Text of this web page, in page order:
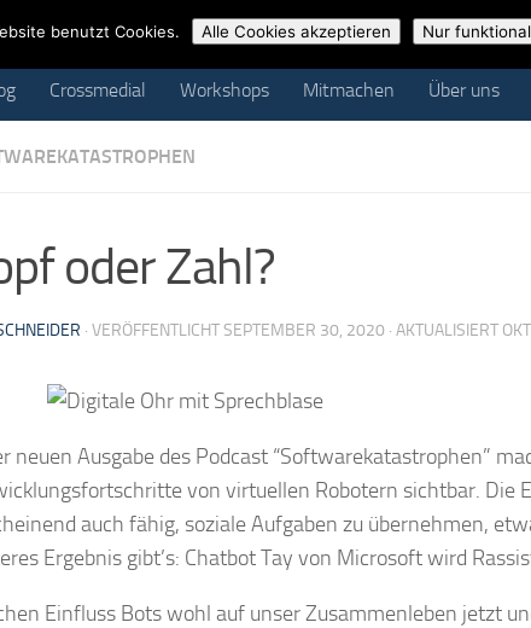
Crossmedial Workshops Mitmachen Über uns
Crossmedial Workshops Mitmachen Über uns
oder Zahl?
· VERÖFFENTLICHTSEPTEMBER 30, 2020 · AKTUALISIERT
neuen Ausgabe des Podcast “Softwarekatastrophen”
von virtuellen Robotern sichtbar. Die
auch fähig, soziale Aufgaben zu übernehmen,
Ergebnis gibt’s: Chatbot Tay von Microsoft wird
Einfluss Bots wohl auf unser Zusammenleben jetzt
benutzt Cookies. Alle Cookies akzeptieren Nur